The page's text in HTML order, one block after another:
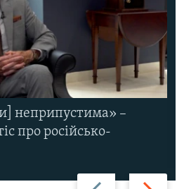
Назад Вперед
неприпустима» –
про російсько-